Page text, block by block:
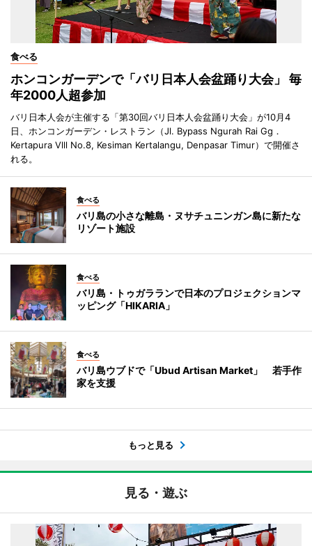
食べる
ホンコンガーデンで「バリ日本人会盆踊り大会」 毎
年2000人超参加
バリ日本人会が主催する「第30回バリ日本人会盆踊り大会」が10月4
日、ホンコンガーデン・レストラン（Jl. Bypass Ngurah Rai Gg．
Kertapura Vlll No.8, Kesiman Kertalangu, Denpasar Timur）で開催さ
れる。
食べる
バリ島の小さな離島・ヌサチュニンガン島に新たな
リゾート施設
食べる
バリ島・トゥガラランで日本のプロジェクションマ
ッピング「HIKARIA」
食べる
バリ島ウブドで「Ubud Artisan Market」 若手作
家を支援
もっと見る
見る・遊ぶ